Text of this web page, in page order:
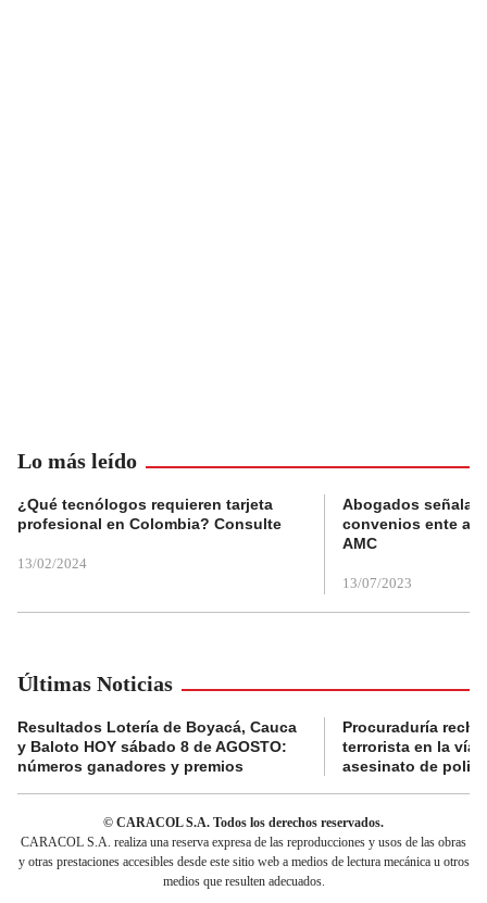
Lo más leído
¿Qué tecnólogos requieren tarjeta
profesional en Colombia? Consulte
13/02/2024
Abogados
convenios ente
AMC
13/07/2023
Últimas Noticias
Resultados Lotería de Boyacá, Cauca
y Baloto HOY sábado 8 de AGOSTO:
números ganadores y premios
Procuraduría
terrorista en la vía
asesinato de
© CARACOL S.A. Todos los derechos reservados.
CARACOL S.A. realiza una reserva expresa de las reproducciones y usos de las obras
y otras prestaciones accesibles desde este sitio web a medios de lectura mecánica u otros
medios que resulten adecuados.